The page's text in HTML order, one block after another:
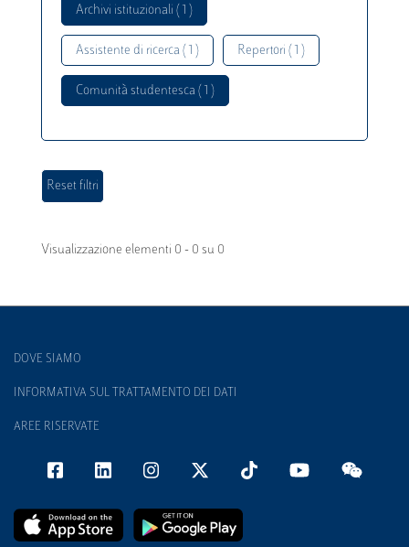
Archivi istituzionali ( 1 )
Assistente di ricerca ( 1 ) Repertori ( 1 )
Comunità studentesca ( 1 )
Visualizzazione elementi 0 - 0 su 0
DOVE SIAMO
INFORMATIVA SUL TRATTAMENTO DEI DATI
AREE RISERVATE